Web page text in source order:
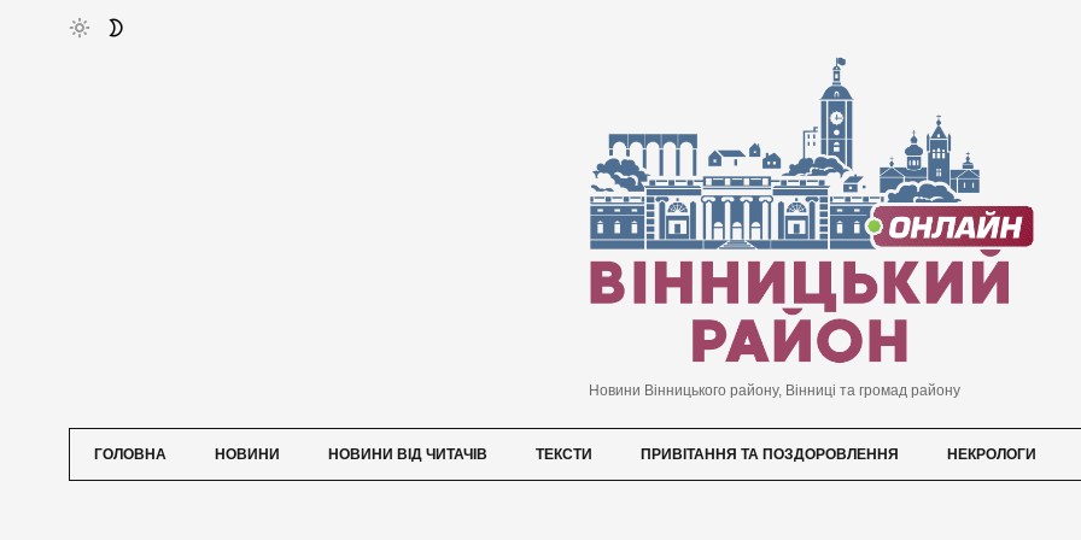
Новини Вінницького району, Вінниці та громад району
ГОЛОВНА НОВИНИ НОВИНИ ВІД ЧИТАЧІВ ТЕКСТИ ПРИВІТАННЯ ТА ПОЗДОРОВЛЕННЯ НЕКРОЛОГИ